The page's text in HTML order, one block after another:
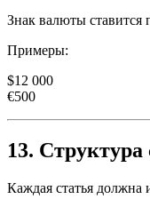
Знак валюты ставится
Примеры:
$12 000
€500
13. Структура
Каждая статья должна